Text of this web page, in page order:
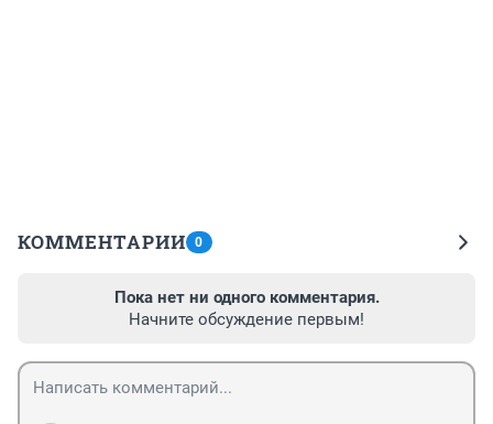
КОММЕНТАРИИ 0
Пока нет ни одного комментария.
Начните обсуждение первым!